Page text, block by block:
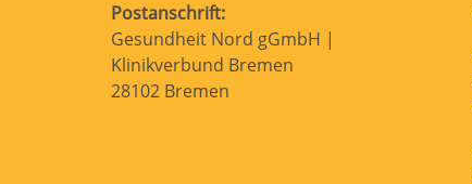
Postanschrift:
Gesundheit Nord gGmbH |
Klinikverbund Bremen
28102 Bremen